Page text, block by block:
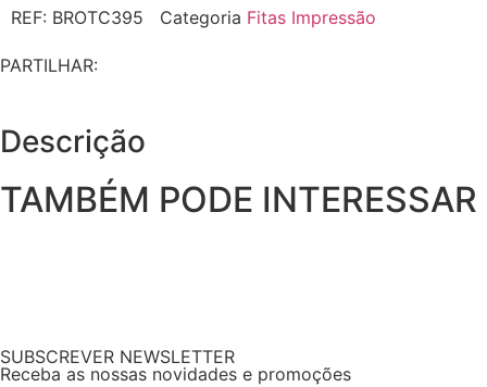
REF: BROTC395 Categoria Fitas Impressão
PARTILHAR:
Descrição
TAMBÉM PODE INTERESSAR
SUBSCREVER NEWSLETTER
Receba as nossas novidades e promoções